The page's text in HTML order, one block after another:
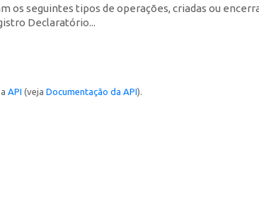
os seguintes tipos de operações, criadas ou
Declaratório...
API (veja Documentação da API).